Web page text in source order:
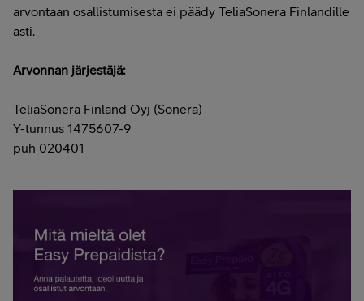
arvontaan osallistumisesta ei päädy TeliaSonera Finlandille
asti.
Arvonnan järjestäjä:
TeliaSonera Finland Oyj (Sonera)
Y-tunnus 1475607-9
puh 020401